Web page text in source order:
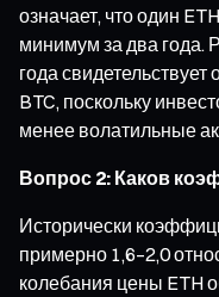
означает, что один
минимум за два года.
года
BTC, поскольку
менее волатильные
Вопрос 2: Каков
Исторически
примерно 1,6–2,0
колебания цены ETH